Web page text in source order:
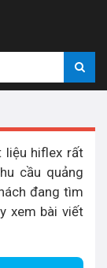
liệu hiflex rất
cầu quảng
đang tìm
xem bài viết